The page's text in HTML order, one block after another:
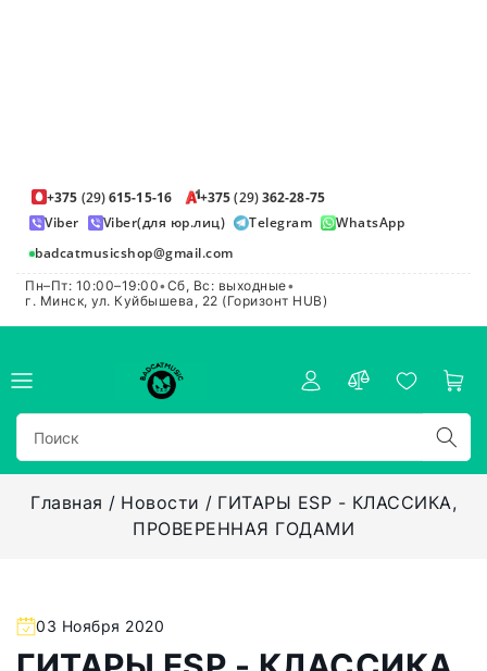
+375 (29)615-15-16 +375(29)362-28-75
Viber
Viber(для юр.лиц) Telegram
WhatsApp
badcatmusicshop@gmail.com
Пн–Пт: 10:00–19:00•Сб, Вс: выходные•
г. Минск, ул. Куйбышева, 22 (Горизонт HUB)
Главная Новости
ГИТАРЫ ESP - КЛАССИКА,
ПРОВЕРЕННАЯ ГОДАМИ
03 Ноября 2020